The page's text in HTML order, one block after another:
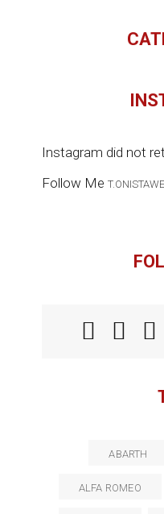
Instagram did not
Follow Me
ABARTH
ALFA ROMEO